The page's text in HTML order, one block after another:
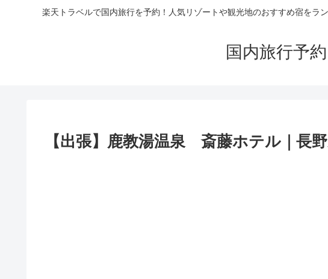
楽天トラベルで国内旅行を予約！人気リゾートや観光地のおすすめ宿をラ
国内旅行予
【出張】鹿教湯温泉 斎藤ホテル｜長